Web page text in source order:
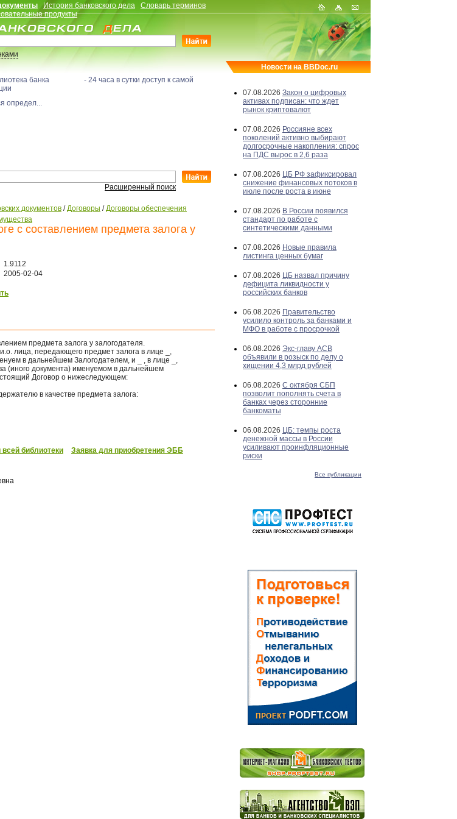
История банковского дела
Словарь терминов
продукты
банка - 24 часа в сутки доступ к самой
определ...
Расширенный поиск
документов /Договоры /Договоры обеспечения
с составлением предмета залога у
1.9112
2005-02-04
предмета залога у залогодателя.
лица, передающего предмет залога в лице _,
в дальнейшем Залогодателем, и _ , в лице _,
(иного документа) именуемом в дальнейшем
Договор о нижеследующем:
в качестве предмета залога:
библиотеки
Заявка для приобретения ЭББ
Новости на BBDoc.ru
07.08.2026 Закон о цифровых
активах подписан: что ждет
рынок криптовалют
07.08.2026 Россияне всех
поколений активно выбирают
долгосрочные накопления: спрос
на ПДС вырос в 2,6 раза
07.08.2026 ЦБ РФ зафиксировал
снижение финансовых потоков в
июле после роста в июне
07.08.2026 В России появился
стандарт по работе с
синтетическими данными
07.08.2026 Новые правила
листинга ценных бумаг
07.08.2026 ЦБ назвал причину
дефицита ликвидности у
российских банков
06.08.2026 Правительство
усилило контроль за банками и
МФО в работе с просрочкой
06.08.2026 Экс-главу АСВ
объявили в розыск по делу о
хищении 4,3 млрд рублей
06.08.2026 С октября СБП
позволит пополнять счета в
банках через сторонние
банкоматы
06.08.2026 ЦБ: темпы роста
денежной массы в России
усиливают проинфляционные
риски
Все публикации